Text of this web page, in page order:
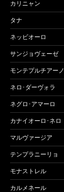
カリニャン
タナ
ネッビオーロ
サンジョヴェーゼ
モンテプルチアーノ
ネロ･ダーヴォラ
ネグロ･アマーロ
カナイオーロ･ネロ
マルヴァージア
テンプラニーリョ
モナストレル
カルメネール